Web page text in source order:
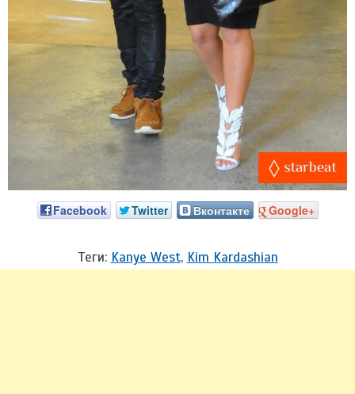
Facebook Twitter Вконтакте Google+
Теги: Kanye West, Kim Kardashian